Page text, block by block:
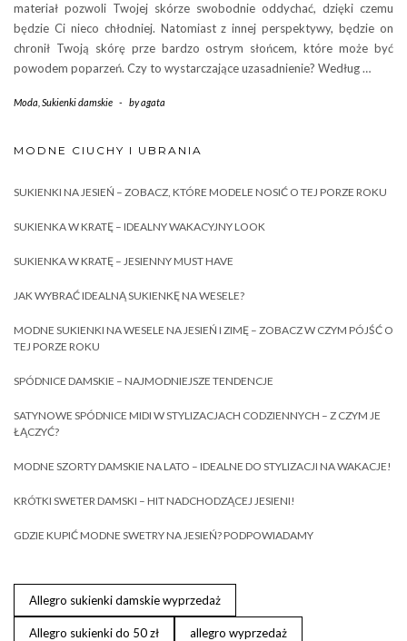
materiał pozwoli Twojej skórze swobodnie oddychać, dzięki czemu
będzie Ci nieco chłodniej. Natomiast z innej perspektywy, będzie on
chronił Twoją skórę prze bardzo ostrym słońcem, które może być
powodem poparzeń. Czy to wystarczające uzasadnienie? Według …
Moda Sukienki damskie - byagata
MODNE CIUCHY I UBRANIA
SUKIENKI NA JESIEŃ – ZOBACZ, KTÓRE MODELE NOSIĆ O TEJ PORZE ROKU
SUKIENKA W KRATĘ – IDEALNY WAKACYJNY LOOK
SUKIENKA W KRATĘ – JESIENNY MUST HAVE
JAK WYBRAĆ IDEALNĄ SUKIENKĘ NA WESELE?
MODNE SUKIENKI NA WESELE NA JESIEŃ I ZIMĘ – ZOBACZ W CZYM PÓJŚĆ O
TEJ PORZE ROKU
SPÓDNICE DAMSKIE – NAJMODNIEJSZE TENDENCJE
SATYNOWE SPÓDNICE MIDI W STYLIZACJACH CODZIENNYCH – Z CZYM JE
ŁĄCZYĆ?
MODNE SZORTY DAMSKIE NA LATO – IDEALNE DO STYLIZACJI NA WAKACJE!
KRÓTKI SWETER DAMSKI – HIT NADCHODZĄCEJ JESIENI!
GDZIE KUPIĆ MODNE SWETRY NA JESIEŃ? PODPOWIADAMY
Allegro sukienki damskie wyprzedaż
Allegro sukienki do 50 zł allegro wyprzedaż